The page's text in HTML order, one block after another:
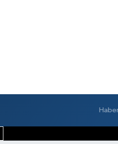
Haber